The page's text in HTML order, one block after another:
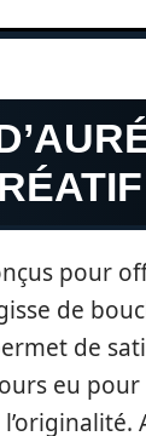
pour
de
de
eu